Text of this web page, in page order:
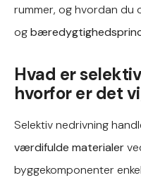
rummer, og hvordan
og
Hvad er
hvorfor er det
Selektiv nedrivning
værdifulde materialer
byggekomponenter